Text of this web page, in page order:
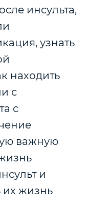
инсульта,
узнать
находить
с
с
важную
и
их жизнь